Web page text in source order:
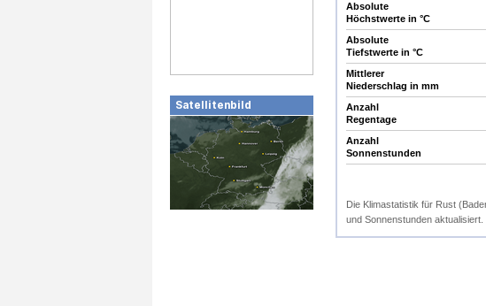
Satellitenbild
Absolute
Höchstwerte in °C
Absolute
Tiefstwerte in °C
Mittlerer
Niederschlag in mm
Anzahl
Regentage
Anzahl
Sonnenstunden
Die Klimastatistik für Rust
und Sonnenstunden aktualisiert.